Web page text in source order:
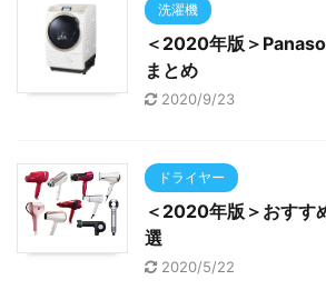
洗濯機
＜2020年版＞
まとめ
2020/9/23
ドライヤー
＜2020年版＞おすす
選
2020/5/22